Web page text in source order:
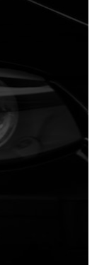
雪佛兰
长安汽车
长城汽车
LGES